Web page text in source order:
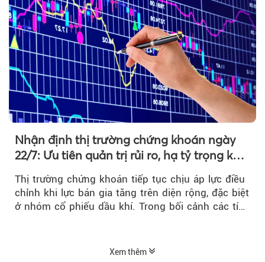
Nhận định thị trường chứng khoán ngày
22/7: Ưu tiên quản trị rủi ro, hạ tỷ trọng khi
Thị trường chứng khoán tiếp tục chịu áp lực điều
chỉnh khi lực bán gia tăng trên diện rộng, đặc biệt
ở nhóm cổ phiếu dầu khí. Trong bối cảnh các tín
Xem thêm